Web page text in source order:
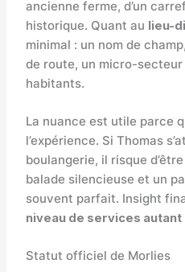
ancienne ferme, d’un
historique. Quant au lieu-
minimal : un nom de
de route, un micro-
habitants.
La nuance est utile parce
l’expérience. Si Thomas
boulangerie, il risque
balade silencieuse et un
souvent parfait. Insight
niveau de services autant
Statut officiel de Morlies